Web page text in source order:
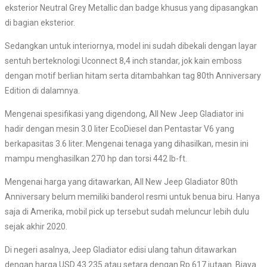
eksterior Neutral Grey Metallic dan badge khusus yang dipasangkan
di bagian eksterior.
Sedangkan untuk interiornya, model ini sudah dibekali dengan layar
sentuh berteknologi Uconnect 8,4 inch standar, jok kain emboss
dengan motif berlian hitam serta ditambahkan tag 80th Anniversary
Edition di dalamnya.
Mengenai spesifikasi yang digendong, All New Jeep Gladiator ini
hadir dengan mesin 3.0 liter EcoDiesel dan Pentastar V6 yang
berkapasitas 3.6 liter. Mengenai tenaga yang dihasilkan, mesin ini
mampu menghasilkan 270 hp dan torsi 442 lb-ft.
Mengenai harga yang ditawarkan, All New Jeep Gladiator 80th
Anniversary belum memiliki banderol resmi untuk benua biru. Hanya
saja di Amerika, mobil pick up tersebut sudah meluncur lebih dulu
sejak akhir 2020.
Di negeri asalnya, Jeep Gladiator edisi ulang tahun ditawarkan
dengan harga USD 43.235 atau setara dengan Rp 617 jutaan. Biaya